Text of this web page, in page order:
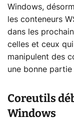
Windows,
les conteneurs
dans les
celles et ceux qui
manipulent des
une bonne
Coreutils
Windows